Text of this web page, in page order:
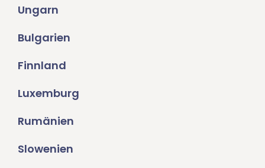
Ungarn
Bulgarien
Finnland
Luxemburg
Rumänien
Slowenien